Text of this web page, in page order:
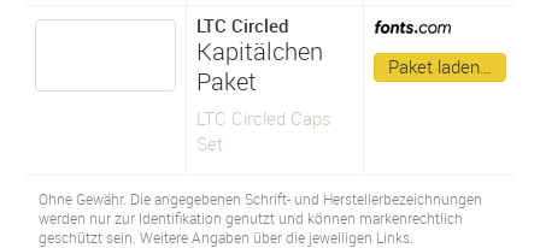
LTC Circled
Kapitälchen
Paket
LTC Circled Caps
Set
Paket laden…
Ohne Gewähr. Die angegebenen Schrift- und Herstellerbezeichnungen
werden nur zur Identifikation genutzt und können markenrechtlich
geschützt sein. Weitere Angaben über die jeweiligen Links.